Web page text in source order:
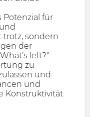
Potenzial für
sondern
der
left?"
zu
und
und
Konstruktivität